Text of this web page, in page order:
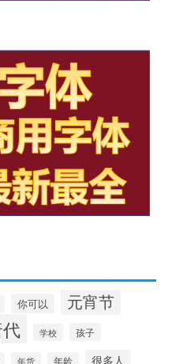
你可以 元宵节
学校 孩子
年货 年龄 很多人